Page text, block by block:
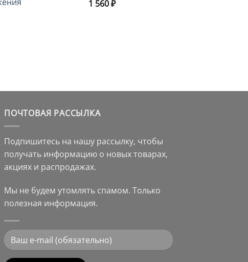
1 560₽
ПОЧТОВАЯ РАССЫЛКА
Подпишитесь на нашу рассылку, чтобы
получать информацию о новых товарах,
акциях и распродажах.
Мы не будем утомлять спамом. Только
полезная информация.